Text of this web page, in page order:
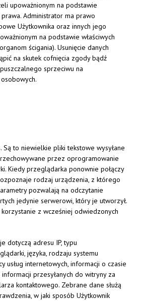
upoważnionym na podstawie
Administrator ma prawo
Użytkownika oraz innych jego
na podstawie właściwych
ścigania). Usunięcie danych
na skutek cofnięcia zgody bądź
sprzeciwu na
Są to niewielkie pliki tekstowe wysyłane
przez oprogramowanie
Kiedy przeglądarka ponownie połączy
rodzaj urządzenia, z którego
pozwalają na odczytanie
jedynie serwerowi, który je utworzył.
korzystanie z wcześniej odwiedzonych
dotyczą adresu IP, typu
języka, rodzaju systemu
usług internetowych, informacji o czasie
przesyłanych do witryny za
kontaktowego. Zebrane dane służą
w jaki sposób Użytkownik